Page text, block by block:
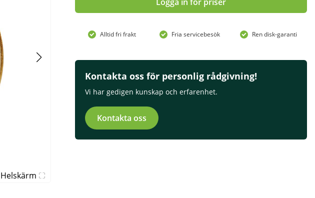
Helskärm
Alltid fri frakt Fria servicebesök Ren disk-garanti
Kontakta oss för personlig rådgivning!
Vi har gedigen kunskap och erfarenhet.
Kontakta oss